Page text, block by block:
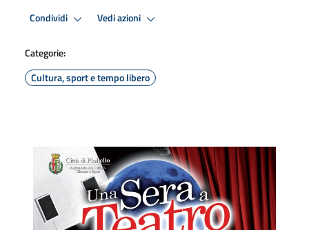
Condividi Vedi azioni
Categorie:
Cultura, sport e tempo libero